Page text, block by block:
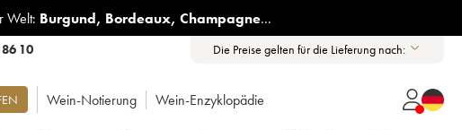
Welt: Burgund, Bordeaux, Champagne...
10 Die Preise gelten für die Lieferung nach:
Wein-Notierung Wein-Enzyklopädie